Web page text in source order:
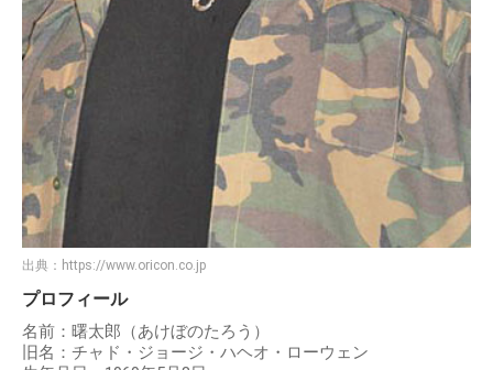
出典： https://www.oricon.co.jp
プロフィール
名前：曙太郎（あけぼのたろう）
旧名：チャド・ジョージ・ハヘオ・ローウェン